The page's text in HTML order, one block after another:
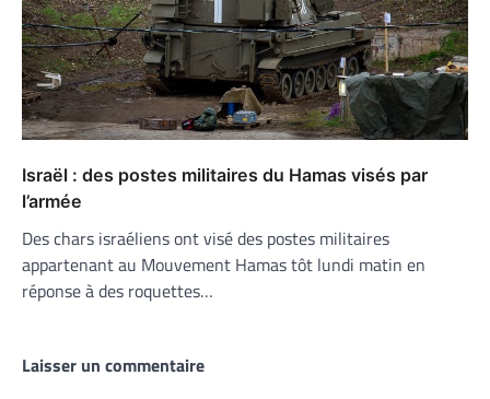
Israël : des postes militaires du Hamas visés par
l’armée
Des chars israéliens ont visé des postes militaires
appartenant au Mouvement Hamas tôt lundi matin en
réponse à des roquettes…
Laisser un commentaire